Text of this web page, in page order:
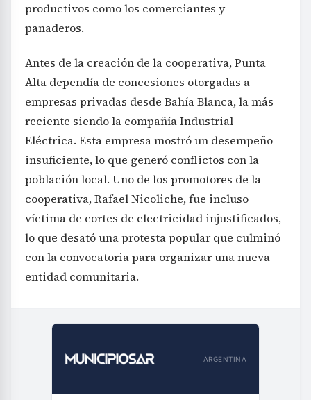
productivos como los comerciantes y
panaderos.
Antes de la creación de la cooperativa, Punta
Alta dependía de concesiones otorgadas a
empresas privadas desde Bahía Blanca, la más
reciente siendo la compañía Industrial
Eléctrica. Esta empresa mostró un desempeño
insuficiente, lo que generó conflictos con la
población local. Uno de los promotores de la
cooperativa, Rafael Nicoliche, fue incluso
víctima de cortes de electricidad injustificados,
lo que desató una protesta popular que culminó
con la convocatoria para organizar una nueva
entidad comunitaria.
ARGENTINA